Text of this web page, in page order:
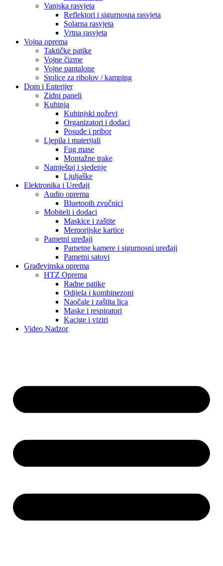
Vanjska rasvjeta
Reflektori i sigurnosna rasvjeta
Solarna rasvjeta
Vrtna rasvjeta
Vojna oprema
Taktičke patike
Vojne čizme
Vojne pantalone
Stolice za ribolov / kamping
Dom i Enterijer
Zidni paneli
Kuhinja
Kuhinjski noževi
Organizatori i dodaci
Posuđe i pribor
Ljepila i materijali
Fug mase
Montažne trake
Namještaj i sjedenje
Ljuljaške
Elektronika i Uređaji
Audio oprema
Bluetooth zvučnici
Mobiteli i dodaci
Maskice i zaštite
Memorijske kartice
Pametni uređaji
Pametne kamere i sigurnosni uređaji
Pametni satovi
Građevinska oprema
HTZ Oprema
Radne patike
Odijela i kombinezoni
Naočale i zaštita lica
Maske i respiratori
Kacige i viziri
Video Nadzor